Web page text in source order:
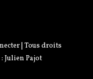
| Tous droits
Julien Pajot